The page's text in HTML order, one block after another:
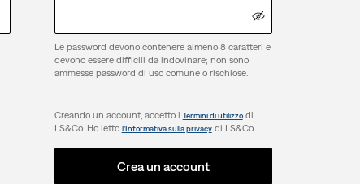
Le password devono contenere almeno 8 caratteri e
devono essere difficili da indovinare; non sono
ammesse password di uso comune o rischiose.
Creando un account, accetto i Termini di utilizzodi
LS&Co. Ho letto l’Informativa sulla privacydi LS&Co..
Crea un account